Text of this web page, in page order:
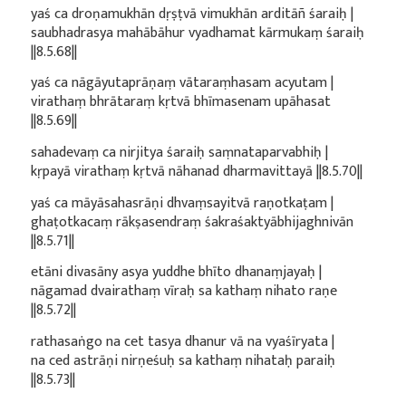
yaś ca droṇamukhān dṛṣṭvā vimukhān arditāñ śaraiḥ |
saubhadrasya mahābāhur vyadhamat kārmukaṃ śaraiḥ
||8.5.68||
yaś ca nāgāyutaprāṇaṃ vātaraṃhasam acyutam |
virathaṃ bhrātaraṃ kṛtvā bhīmasenam upāhasat
||8.5.69||
sahadevaṃ ca nirjitya śaraiḥ saṃnataparvabhiḥ |
kṛpayā virathaṃ kṛtvā nāhanad dharmavittayā ||8.5.70||
yaś ca māyāsahasrāṇi dhvaṃsayitvā raṇotkaṭam |
ghaṭotkacaṃ rākṣasendraṃ śakraśaktyābhijaghnivān
||8.5.71||
etāni divasāny asya yuddhe bhīto dhanaṃjayaḥ |
nāgamad dvairathaṃ vīraḥ sa kathaṃ nihato raṇe
||8.5.72||
rathasaṅgo na cet tasya dhanur vā na vyaśīryata |
na ced astrāṇi nirṇeśuḥ sa kathaṃ nihataḥ paraiḥ
||8.5.73||